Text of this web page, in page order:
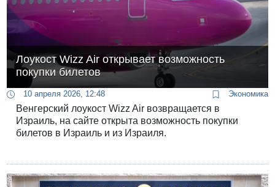
Лоукост Wizz Air открывает возможность
покупки билетов
10 апреля 2026, 12:48 Экономика
Венгерский лоукост Wizz Air возвращается в
Израиль, на сайте открыта возможность покупки
билетов в Израиль и из Израиля.